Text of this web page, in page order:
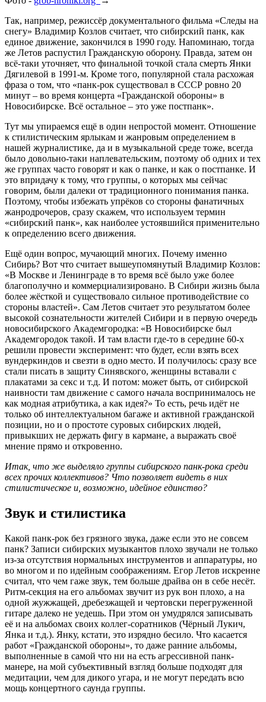
Так, например, режиссёр документального фильма «Следы на
снегу» Владимир Козлов считает, что сибирский панк, как
единое движение, закончился в 1990 году. Напоминаю, тогда
же Летов распустил Гражданскую оборону. Правда, затем он
всё-таки уточняет, что финальной точкой стала смерть Янки
Дягилевой в 1991-м. Кроме того, популярной стала расхожая
фраза о том, что «панк-рок существовал в СССР ровно 20
минут – во время концерта «Гражданской обороны» в
Новосибирске. Всё остальное – это уже постпанк».
Тут мы упираемся ещё в один непростой момент. Отношение
к стилистическим ярлыкам и жанровым определением в
нашей журналистике, да и в музыкальной среде тоже, всегда
было довольно-таки наплевательским, поэтому об одних и тех
же группах часто говорят и как о панке, и как о постпанке. И
это впридачу к тому, что группы, о которых мы сейчас
говорим, были далеки от традиционного понимания панка.
Поэтому, чтобы избежать упрёков со стороны фанатичных
жанродрочеров, сразу скажем, что используем термин
«сибирский панк», как наиболее устоявшийся применительно
к определению всего движения.
Ещё один вопрос, мучающий многих. Почему именно
Сибирь? Вот что считает вышеупомянутый Владимир Козлов:
«В Москве и Ленинграде в то время всё было уже более
благополучно и коммерциализировано. В Сибири жизнь была
более жёсткой и существовало сильное противодействие со
стороны властей». Сам Летов считает это результатом более
высокой сознательности жителей Сибири и в первую очередь
новосибирского Академгородка: «В Новосибирске был
Академгородок такой. И там власти где-то в середине 60-х
решили провести эксперимент: что будет, если взять всех
вундеркиндов и свезти в одно место. И получилось: сразу все
стали писать в защиту Синявского, женщины вставали с
плакатами за секс и т.д. И потом: может быть, от сибирской
наивности там движение с самого начала воспринималось не
как модная атрибутика, а как идея?» То есть, речь идёт не
только об интеллектуальном багаже и активной гражданской
позиции, но и о простоте суровых сибирских людей,
привыкших не держать фигу в кармане, а выражать своё
мнение прямо и откровенно.
Итак, что же выделяло группы сибирского панк-рока среди
всех прочих коллективов? Что позволяет видеть в них
стилистическое и, возможно, идейное единство?
Звук и стилистика
Какой панк-рок без грязного звука, даже если это не совсем
панк? Записи сибирских музыкантов плохо звучали не только
из-за отсутствия нормальных инструментов и аппаратуры, но
во многом и по идейным соображениям. Егор Летов искренне
считал, что чем гаже звук, тем больше драйва он в себе несёт.
Ритм-секция на его альбомах звучит из рук вон плохо, а на
одной жужжащей, дребезжащей и чертовски перегруженной
гитаре далеко не уедешь. При этом он умудрялся записывать
её и на альбомах своих коллег-соратников (Чёрный Лукич,
Янка и т.д.). Янку, кстати, это изрядно бесило. Что касается
работ «Гражданской обороны», то даже ранние альбомы,
выполненные в самой что ни на есть агрессивной панк-
манере, на мой субъективный взгляд больше подходят для
медитации, чем для дикого угара, и не могут передать всю
мощь концертного саунда группы.